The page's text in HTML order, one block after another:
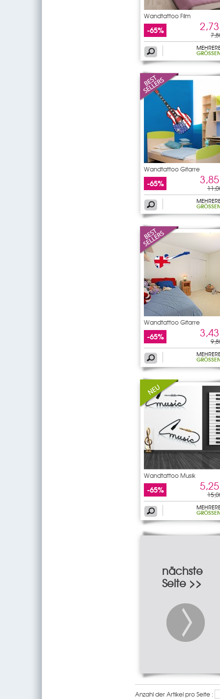
Wandtattoo Film
-65%
GRÖSSEN
Wandtattoo Gitarre
-65%
GRÖSSEN
Wandtattoo Gitarre
-65%
GRÖSSEN
Wandtattoo Musik
-65%
GRÖSSEN
nächste
Seite >>
Anzahl der Artikel pro Seite :